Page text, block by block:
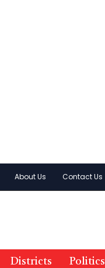
About Us Contact Us
Districts Politics